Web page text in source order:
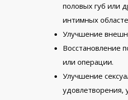
половых губ или
интимных
Улучшение
Восстановление
или операции.
Улучшение
удовлетворения,